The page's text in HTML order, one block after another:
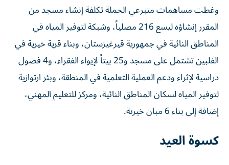
وغطت مساهمات متبرعي الحملة تكلفة إنشاء مسجد من
المقرر إنشاؤه ليسع 216 مصلياً، وشبكة لتوفير المياه في
المناطق النائية في جمهورية قيرغيزستان، وبناء قرية خيرية في
الفلبين تشتمل على مسجد و25 بيتاً لإيواء الفقراء، و4 فصول
دراسية لإثراء ودعم العملية التعلمية في المنطقة، وبئر ارتوازية
لتوفير المياه لسكان المناطق النائية، ومركز للتعليم المهني،
إضافة إلى بناء 6 مبان خيرىة.
كسوة العيد